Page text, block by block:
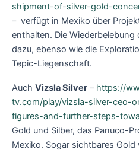
shipment-of-silver-gold-
– verfügt in Mexiko über
enthalten. Die
dazu, ebenso wie die
Tepic-Liegenschaft.
Auch Vizsla Silver – https://
tv.com/play/vizsla-silver-ceo-
figures-and-further-steps-
Gold und Silber, das Panuco-
Mexiko. Sogar sichtbares